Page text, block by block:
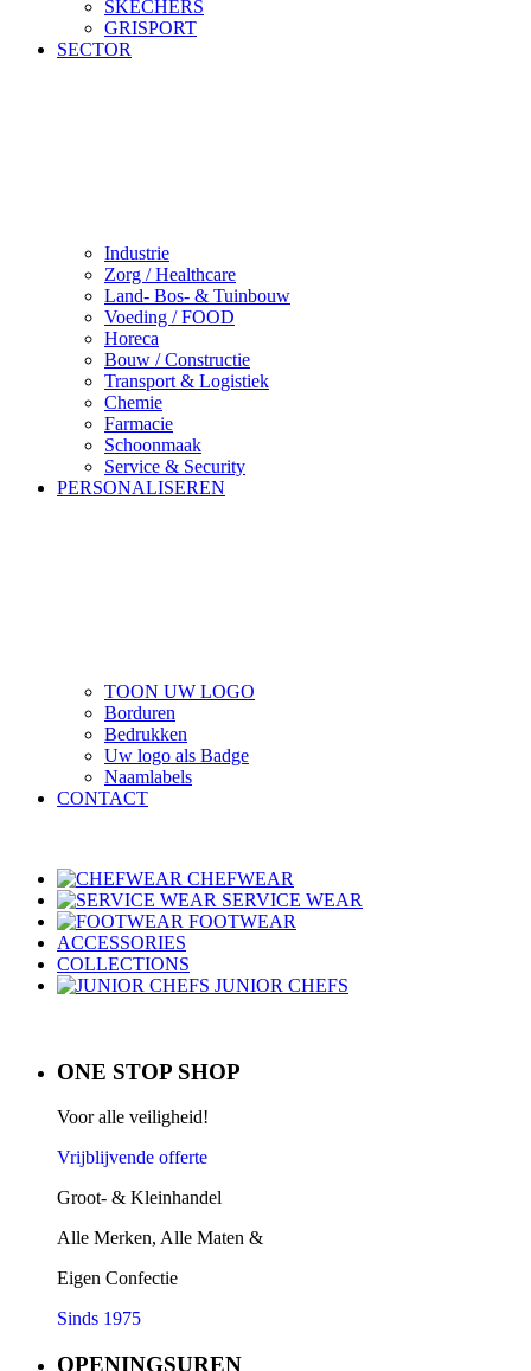
SKECHERS
GRISPORT
SECTOR
Industrie
Zorg / Healthcare
Land- Bos- & Tuinbouw
Voeding / FOOD
Horeca
Bouw / Constructie
Transport & Logistiek
Chemie
Farmacie
Schoonmaak
Service & Security
PERSONALISEREN
TOON UW LOGO
Borduren
Bedrukken
Uw logo als Badge
Naamlabels
CONTACT
CHEFWEAR
SERVICE WEAR
FOOTWEAR
ACCESSORIES
COLLECTIONS
JUNIOR CHEFS
ONE STOP SHOP
Voor alle veiligheid!
Vrijblijvende offerte
Groot- & Kleinhandel
Alle Merken, Alle Maten &
Eigen Confectie
Sinds 1975
OPENINGSUREN